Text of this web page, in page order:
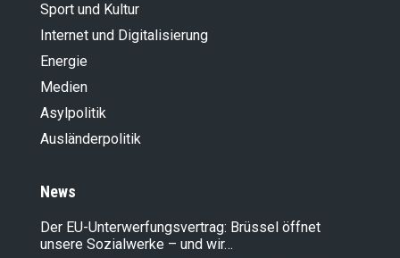
Sport und Kultur
Internet und Digitalisierung
Energie
Medien
Asylpolitik
Ausländer­politik
News
Der EU-Unterwerfungsvertrag: Brüssel öffnet
unsere Sozialwerke – und wir…